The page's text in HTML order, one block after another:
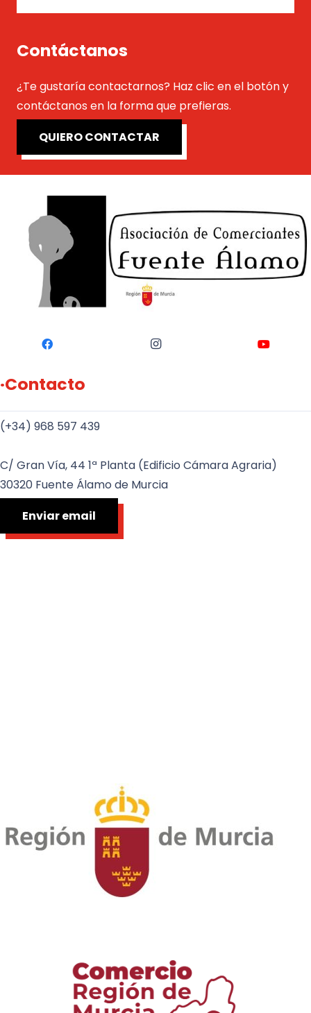
Contáctanos
¿Te gustaría contactarnos? Haz clic en el botón y
contáctanos en la forma que prefieras.
QUIERO CONTACTAR
·Contacto
(+34) 968 597 439
C/ Gran Vía, 44 1ª Planta (Edificio Cámara Agraria)
30320 Fuente Álamo de Murcia
Enviar email